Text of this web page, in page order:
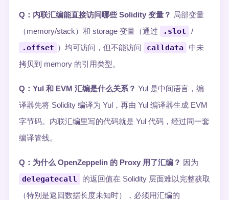
Q：内联汇编能直接访问哪些 Solidity 变量？ 局部变量
（memory/stack）和 storage 变量（通过
.slot /
.offset ）均可访问，但不能访问 calldata 中未
拷贝到 memory 的引用类型。
Q：Yul 和 EVM 汇编是什么关系？ Yul 是中间语言，编
译器先将 Solidity 编译为 Yul，再由 Yul 编译器生成 EVM
字节码。内联汇编里写的代码就是 Yul 代码，经过同一套
编译管线。
Q：为什么 OpenZeppelin 的 Proxy 用了汇编？ 因为
delegatecall
的返回值在 Solidity 层面难以完整获取
（特别是返回数据长度未知时），必须用汇编的